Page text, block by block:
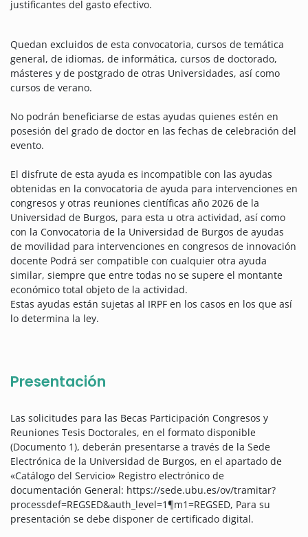
justificantes del gasto efectivo.
Quedan excluidos de esta convocatoria, cursos de temática
general, de idiomas, de informática, cursos de doctorado,
másteres y de postgrado de otras Universidades, así como
cursos de verano.
No podrán beneficiarse de estas ayudas quienes estén en
posesión del grado de doctor en las fechas de celebración del
evento.
El disfrute de esta ayuda es incompatible con las ayudas
obtenidas en la convocatoria de ayuda para intervenciones en
congresos y otras reuniones científicas año 2026 de la
Universidad de Burgos, para esta u otra actividad, así como
con la Convocatoria de la Universidad de Burgos de ayudas
de movilidad para intervenciones en congresos de innovación
docente Podrá ser compatible con cualquier otra ayuda
similar, siempre que entre todas no se supere el montante
económico total objeto de la actividad.
Estas ayudas están sujetas al IRPF en los casos en los que así
lo determina la ley.
Presentación
Las solicitudes para las Becas Participación Congresos y
Reuniones Tesis Doctorales, en el formato disponible
(Documento 1), deberán presentarse a través de la Sede
Electrónica de la Universidad de Burgos, en el apartado de
«Catálogo del Servicio» Registro electrónico de
documentación General: https://sede.ubu.es/ov/tramitar?
processdef=REGSED&auth_level=1¶m1=REGSED, Para su
presentación se debe disponer de certificado digital.